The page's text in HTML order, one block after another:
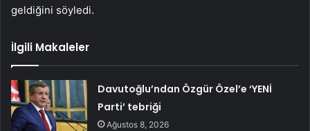
geldiğini söyledi.
İlgili Makaleler
Davutoğlu’ndan Özgür Özel’e ‘YENİ
Parti’ tebriği
Ağustos 8, 2026